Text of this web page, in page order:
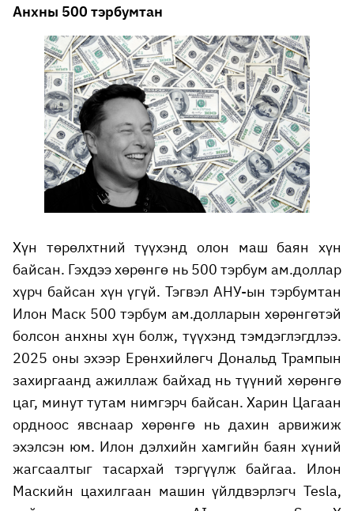
Анхны 500 тэрбумтан
Хүн төрөлхтний түүхэнд олон маш баян хүн
байсан. Гэхдээ хөрөнгө нь 500 тэрбум ам.доллар
хүрч байсан хүн үгүй. Тэгвэл АНУ-ын тэрбумтан
Илон Маск 500 тэрбум ам.долларын хөрөнгөтэй
болсон анхны хүн болж, түүхэнд тэмдэглэгдлээ.
2025 оны эхээр Ерөнхийлөгч Дональд Трампын
захиргаанд ажиллаж байхад нь түүний хөрөнгө
цаг, минут тутам нимгэрч байсан. Харин Цагаан
ордноос явснаар хөрөнгө нь дахин арвижиж
эхэлсэн юм. Илон дэлхийн хамгийн баян хүний
жагсаалтыг тасархай тэргүүлж байгаа. Илон
Маскийн цахилгаан машин үйлдвэрлэгч Tesla,